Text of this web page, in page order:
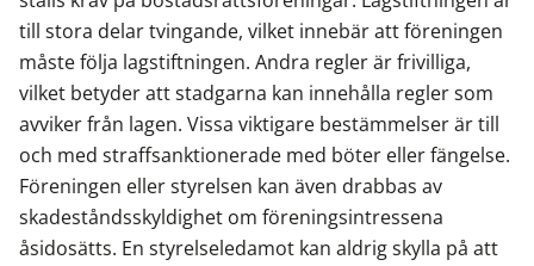
till stora delar tvingande, vilket innebär att föreningen
måste följa lagstiftningen. Andra regler är frivilliga,
vilket betyder att stadgarna kan innehålla regler som
avviker från lagen. Vissa viktigare bestämmelser är till
och med straffsanktionerade med böter eller fängelse.
Föreningen eller styrelsen kan även drabbas av
skadeståndsskyldighet om föreningsintressena
åsidosätts. En styrelseledamot kan aldrig skylla på att